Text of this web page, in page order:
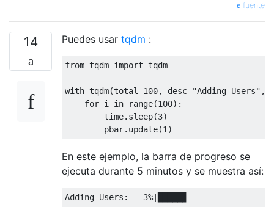
fuente
14 Puedes usar tqdm :
from tqdm import tqdm
with tqdm(total=100, desc="Adding Users" ,
for i in range(100):
        time
. sleep(3)
        pbar
. update(1 )
En este ejemplo, la barra de progreso se
ejecuta durante 5 minutos y se muestra así:
Adding Users : 3%|█████▊